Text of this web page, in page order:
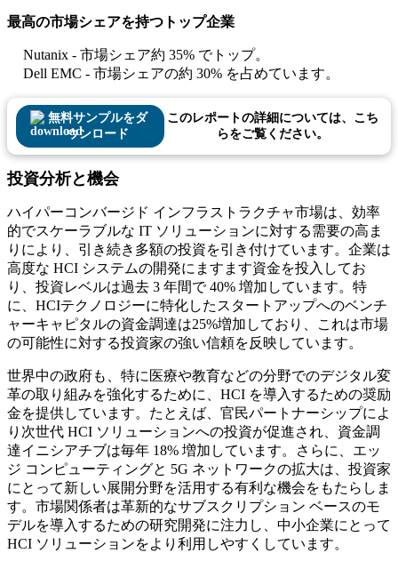
最高の市場シェアを持つトップ企業
Nutanix - 市場シェア約 35% でトップ。
Dell EMC - 市場シェアの約 30% を占めています。
無料サンプルをダ
ウンロード
このレポートの詳細については、こち
らをご覧ください。
投資分析と機会
ハイパーコンバージド インフラストラクチャ市場は、効率
的でスケーラブルな IT ソリューションに対する需要の高ま
りにより、引き続き多額の投資を引き付けています。企業は
高度な HCI システムの開発にますます資金を投入してお
り、投資レベルは過去 3 年間で 40% 増加しています。特
に、HCIテクノロジーに特化したスタートアップへのベンチ
ャーキャピタルの資金調達は25%増加しており、これは市場
の可能性に対する投資家の強い信頼を反映しています。
世界中の政府も、特に医療や教育などの分野でのデジタル変
革の取り組みを強化するために、HCI を導入するための奨励
金を提供しています。たとえば、官民パートナーシップによ
り次世代 HCI ソリューションへの投資が促進され、資金調
達イニシアチブは毎年 18% 増加しています。さらに、エッ
ジ コンピューティングと 5G ネットワークの拡大は、投資家
にとって新しい展開分野を活用する有利な機会をもたらしま
す。市場関係者は革新的なサブスクリプション ベースのモ
デルを導入するための研究開発に注力し、中小企業にとって
HCI ソリューションをより利用しやすくしています。